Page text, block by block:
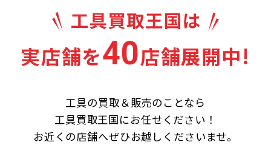
実店舗を40店舗展開中!
工具の買取＆販売のことなら
工具買取王国にお任せください！
お近くの店舗へぜひお越しくださいませ。